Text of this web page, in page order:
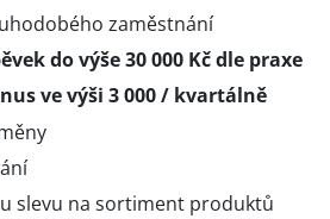
zaměstnání
do výše 30 000 Kč dle praxe
ve výši 3 000 / kvartálně
slevu na sortiment produktů